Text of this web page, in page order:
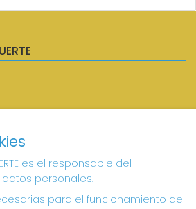
1-VILLANUEVA DE LOS
es el responsable del
personales.
para el funcionamiento de